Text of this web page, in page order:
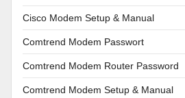
Cisco Modem Setup & Manual
Comtrend Modem Passwort
Comtrend Modem Router Password
Comtrend Modem Setup & Manual